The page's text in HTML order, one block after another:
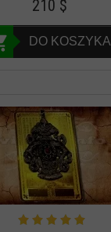
210 $
DO KOSZYKA